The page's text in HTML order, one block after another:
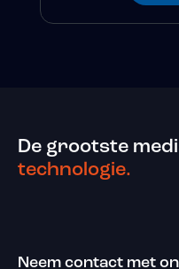
De grootste
technologie.
Neem contact met